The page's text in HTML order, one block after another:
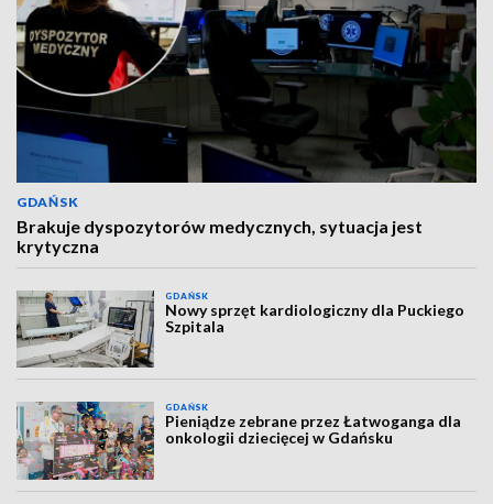
GDAŃSK
Brakuje dyspozytorów medycznych, sytuacja jest
krytyczna
GDAŃSK
Nowy sprzęt kardiologiczny dla Puckiego
Szpitala
GDAŃSK
Pieniądze zebrane przez Łatwoganga dla
onkologii dziecięcej w Gdańsku